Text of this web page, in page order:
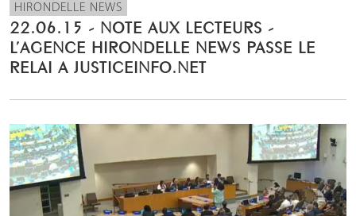
HIRONDELLE NEWS
22.06.15 - NOTE AUX LECTEURS -
L’AGENCE HIRONDELLE NEWS PASSE LE
RELAI A JUSTICEINFO.NET